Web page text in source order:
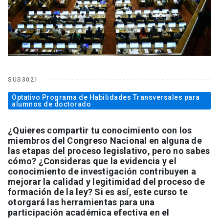
SUS3021
Optativo Programa de Habilidades Transversales para
alumnos de doctorado
¿Quieres compartir tu conocimiento con los
miembros del Congreso Nacional en alguna de
las etapas del proceso legislativo, pero no sabes
cómo? ¿Consideras que la evidencia y el
conocimiento de investigación contribuyen a
mejorar la calidad y legitimidad del proceso de
formación de la ley? Si es así, este curso te
otorgará las herramientas para una
participación académica efectiva en el